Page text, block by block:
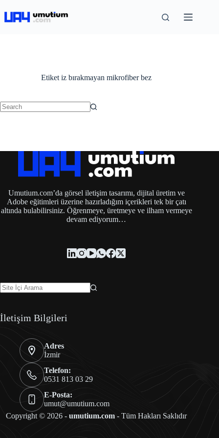
Etiket iz bırakmayan mikrofiber bez
Umutium.com’da görsel iletişim tasarımı, dijital üretim ve
Adobe eğitimleri üzerine hazırladığım içerikleri tek bir çatı
altında bulabilirsiniz. Öğrenmeye, üretmeye ve ilham vermeye
devam ediyorum…
İletişim Bilgileri
Adres
İzmir
Telefon:
0531 813 03 29
E-Posta:
umut@umutium.com
Copyright © 2026 -umutium.com - Tüm Hakları Saklıdır